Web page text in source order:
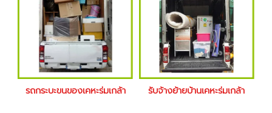
รถกระบะขนของเคหะร่มเกล้า รับจ้างย้ายบ้านเคหะร่มเกล้า